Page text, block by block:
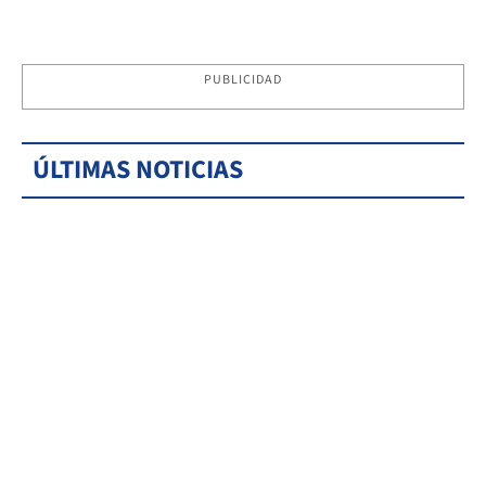
PUBLICIDAD
ÚLTIMAS NOTICIAS